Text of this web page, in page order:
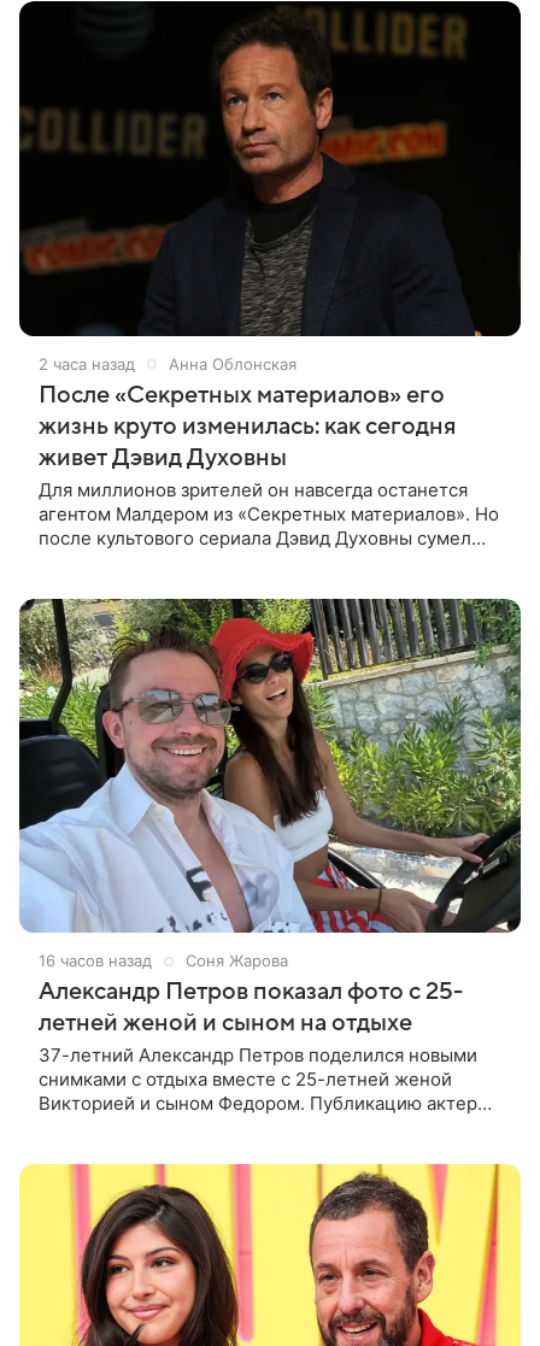
2 часа назад Анна Облонская
После «Секретных материалов» его
жизнь круто изменилась: как сегодня
живет Дэвид Духовны
Для миллионов зрителей он навсегда останется
агентом Малдером из «Секретных материалов». Но
после культового сериала Дэвид Духовны сумел
16 часов назад Соня Жарова
Александр Петров показал фото с 25-
летней женой и сыном на отдыхе
37-летний Александр Петров поделился новыми
снимками с отдыха вместе с 25-летней женой
Викторией и сыном Федором. Публикацию актер